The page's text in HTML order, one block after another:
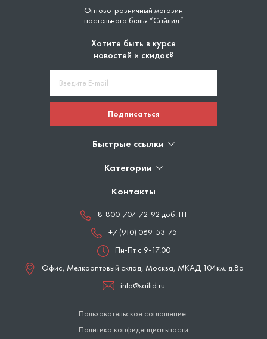
Оптово-розничный магазин
постельного белья “Сайлид”
Хотите быть в курсе
новостей и скидок?
Подписаться
Быстрые ссылки
Категории
Контакты
8-800-707-72-92 доб.111
+7 (910) 089-53-75
Пн-Пт с 9-17.00
Офис, Мелкооптовый склад, Москва, МКАД 104км. д.8а
info@sailid.ru
Пользовательское соглашение
Политика конфиденциальности